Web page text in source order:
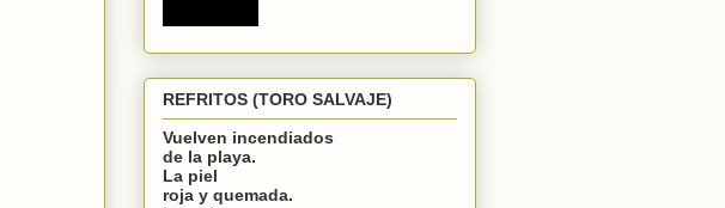
REFRITOS (TORO SALVAJE)
Vuelven incendiados
de la playa.
La piel
roja y quemada.